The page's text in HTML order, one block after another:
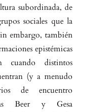
subordinada, de
sociales que la
embargo, también
epistémicas
cuando distintos
(y a menudo
de en­cuentro
Beer y Gesa